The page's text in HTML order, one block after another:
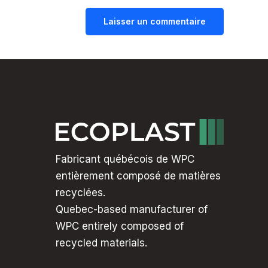
Fabricant québécois de WPC
entièrement composé de matières
recyclées.
Quebec-based manufacturer of
WPC entirely composed of
recycled materials.